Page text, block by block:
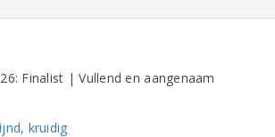
Finalist | Vullend en aangenaam
kruidig